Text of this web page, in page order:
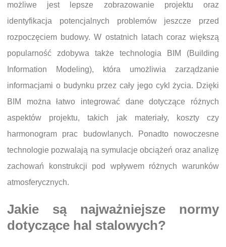
możliwe jest lepsze zobrazowanie projektu oraz
identyfikacja potencjalnych problemów jeszcze przed
rozpoczęciem budowy. W ostatnich latach coraz większą
popularność zdobywa także technologia BIM (Building
Information Modeling), która umożliwia zarządzanie
informacjami o budynku przez cały jego cykl życia. Dzięki
BIM można łatwo integrować dane dotyczące różnych
aspektów projektu, takich jak materiały, koszty czy
harmonogram prac budowlanych. Ponadto nowoczesne
technologie pozwalają na symulacje obciążeń oraz analizę
zachowań konstrukcji pod wpływem różnych warunków
atmosferycznych.
Jakie są najważniejsze normy
dotyczące hal stalowych?